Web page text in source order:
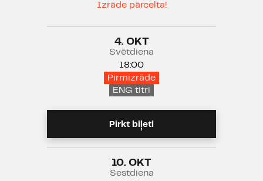
Izrāde pārcelta!
4. OKT
Svētdiena
18:00
Pirmizrāde
ENG titri
Pirkt biļeti
10. OKT
Sestdiena